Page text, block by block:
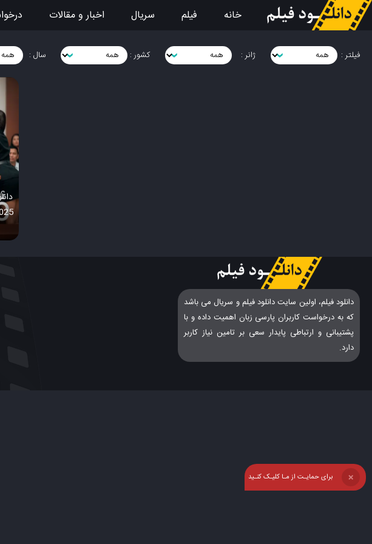
خانه فیلم سریال اخبار و مقالات
فیلتر : ژانر : کشور : سال :
دانلود فیلم، اولین سایت دانلود فیلم و سریال می باشد
که به درخواست کاربران پارسی زبان اهمیت داده و با
پشتیبانی و ارتباطی پایدار سعی بر تامین نیاز کاربر
دارد.
برای حمایـت از مـا کلیـک کنـید ❌